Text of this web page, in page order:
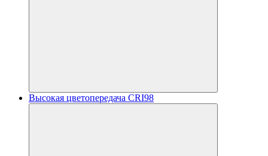
Высокая цветопередача CRI98